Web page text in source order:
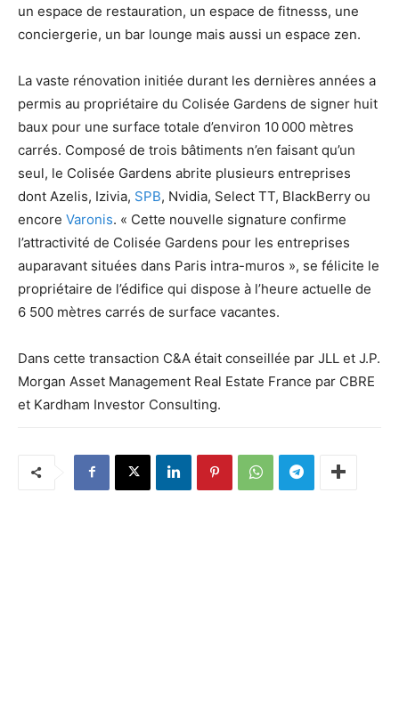
un espace de restauration, un espace de fitnesss, une
conciergerie, un bar lounge mais aussi un espace zen.
La vaste rénovation initiée durant les dernières années a
permis au propriétaire du Colisée Gardens de signer huit
baux pour une surface totale d’environ 10 000 mètres
carrés. Composé de trois bâtiments n’en faisant qu’un
seul, le Colisée Gardens abrite plusieurs entreprises
dont Azelis, Izivia, SPB, Nvidia, Select TT, BlackBerry ou
encore Varonis. « Cette nouvelle signature confirme
l’attractivité de Colisée Gardens pour les entreprises
auparavant situées dans Paris intra-muros », se félicite le
propriétaire de l’édifice qui dispose à l’heure actuelle de
6 500 mètres carrés de surface vacantes.
Dans cette transaction C&A était conseillée par JLL et J.P.
Morgan Asset Management Real Estate France par CBRE
et Kardham Investor Consulting.